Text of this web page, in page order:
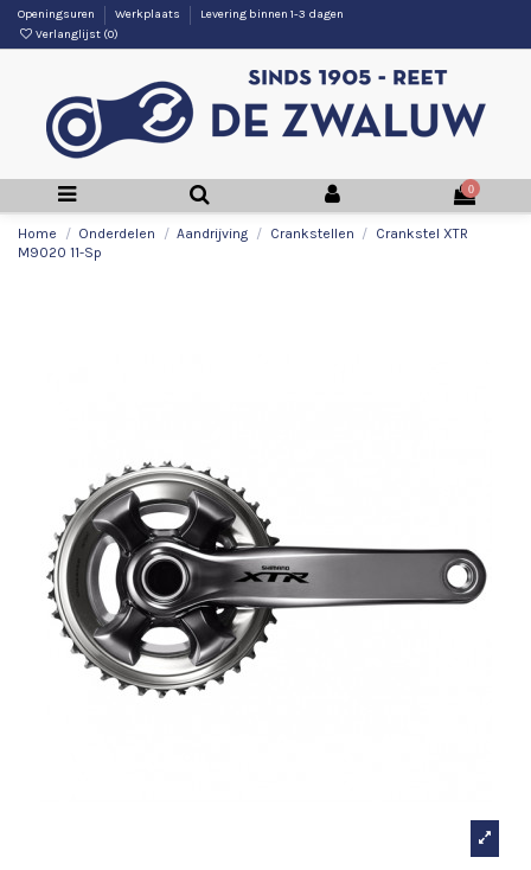
Openingsuren Werkplaats
Levering binnen 1-3 dagen
Verlanglijst (0)
0
Home Onderdelen Aandrijving Crankstellen
Crankstel XTR
M9020 11-Sp